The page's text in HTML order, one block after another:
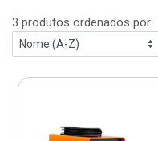
3 produtos ordenados por: